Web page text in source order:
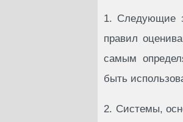
1. Следующие
правил
самым
быть
2. Системы,